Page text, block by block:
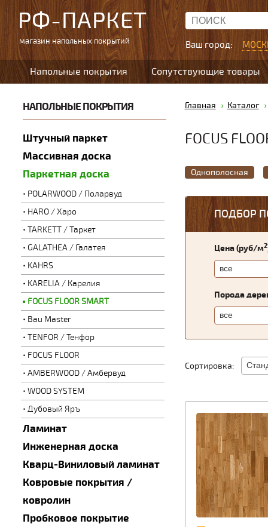
РФ-ПАРКЕТ
магазин напольных покрытий Ваш город:
Напольные покрытия Сопутствующие товары
НАПОЛЬНЫЕ ПОКРЫТИЯ
Штучный паркет
Массивная доска
Паркетная доска
POLARWOOD / Поларвуд
HARO / Харо
TARKETT / Таркет
GALATHEA / Галатея
KAHRS
KARELIA / Карелия
FOCUS FLOOR SMART
Bau Master
TENFOR / Тенфор
FOCUS FLOOR
AMBERWOOD / Амбервуд
WOOD SYSTEM
Дубовый Яръ
Ламинат
Инженерная доска
Кварц-Виниловый ламинат
Ковровые покрытия /
ковролин
Пробковое покрытие
Главная Каталог
FOCUS
Однополосная
ПОДБОР
Цена (руб/м2
Порода
Сортировка: